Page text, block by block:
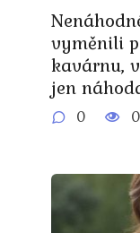
vyměnili
kavárnu,
jen
0 0